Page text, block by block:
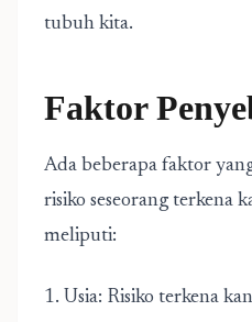
tubuh kita.
Faktor
Ada beberapa faktor
risiko seseorang terkena
meliputi:
1. Usia: Risiko terkena